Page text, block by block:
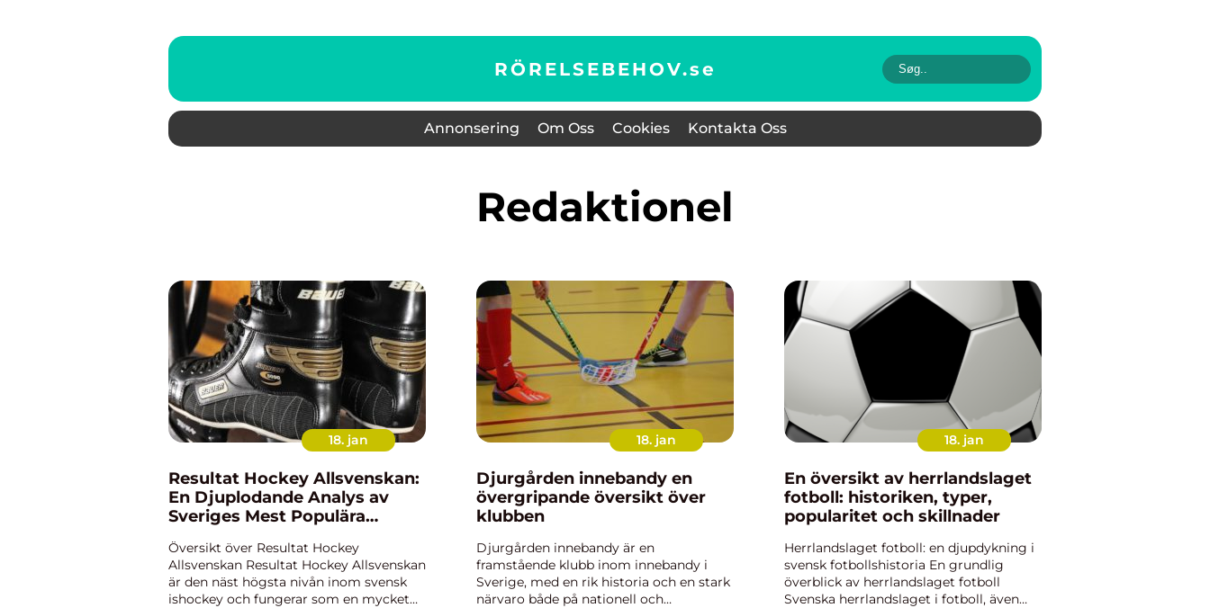
RÖRELSEBEHOV.se
Annonsering Om Oss Cookies Kontakta Oss
redaktionel
18. jan
Resultat Hockey Allsvenskan:
En Djuplodande Analys av
Sveriges Mest Populära
Översikt över Resultat Hockey
Allsvenskan Resultat Hockey Allsvenskan
är den näst högsta nivån inom svensk
ishockey och fungerar som en mycket
18. jan
Djurgården innebandy en
övergripande översikt över
klubben
Djurgården innebandy är en
framstående klubb inom innebandy i
Sverige, med en rik historia och en stark
närvaro både på nationell och
18. jan
En översikt av herrlandslaget
fotboll: historiken, typer,
popularitet och skillnader
Herrlandslaget fotboll: en djupdykning i
svensk fotbollshistoria En grundlig
överblick av herrlandslaget fotboll
Svenska herrlandslaget i fotboll, även